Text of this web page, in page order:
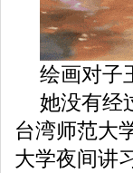
绘画对子
她没有经
台湾师范大
大学夜间讲